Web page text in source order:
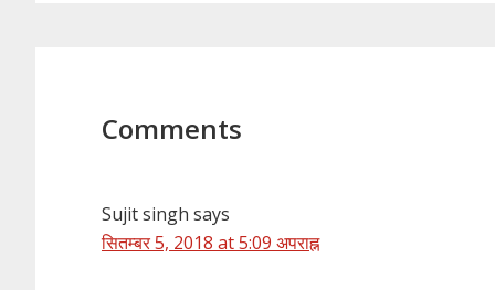
Comments
Sujit singh says
सितम्बर 5, 2018 at 5:09 अपराह्न